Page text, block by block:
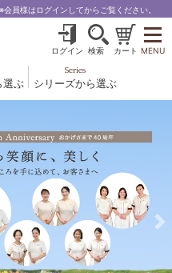
※会員様はログインしてからご覧ください。
ログイン 検索 カート
選ぶ
グッズ・その他
Series
シリーズから選ぶ
ム
ーション.28
ーズ
MENU